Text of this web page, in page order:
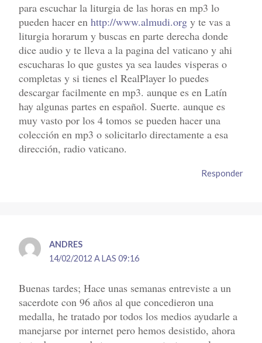
para escuchar la liturgia de las horas en mp3 lo
pueden hacer enhttp://www.almudi.org y te vas a
liturgia horarum y buscas en parte derecha donde
dice audio y te lleva a la pagina del vaticano y ahi
escucharas lo que gustes ya sea laudes visperas o
completas y si tienes el RealPlayer lo puedes
descargar facilmente en mp3. aunque es en Latín
hay algunas partes en español. Suerte. aunque es
muy vasto por los 4 tomos se pueden hacer una
colección en mp3 o solicitarlo directamente a esa
dirección, radio vaticano.
Responder
ANDRES
14/02/2012 A LAS 09:16
Buenas tardes; Hace unas semanas entreviste a un
sacerdote con 96 años al que concedieron una
medalla, he tratado por todos los medios ayudarle a
manejarse por internet pero hemos desistido, ahora